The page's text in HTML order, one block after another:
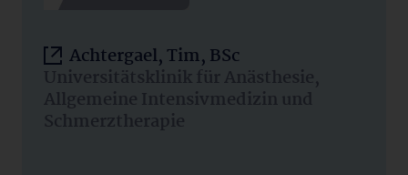
Achtergael, Tim, BSc
Universitätsklinik für Anästhesie,
Allgemeine Intensivmedizin und
Schmerztherapie